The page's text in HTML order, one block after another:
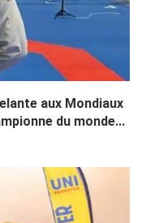
aux Mondiaux
du monde...